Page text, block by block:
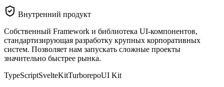
Внутренний продукт
Собственный Framework и библиотека UI-компонентов,
стандартизирующая разработку крупных корпоративных
систем. Позволяет нам запускать сложные проекты
значительно быстрее рынка.
TypeScriptSvelteKitTurborepoUI Kit